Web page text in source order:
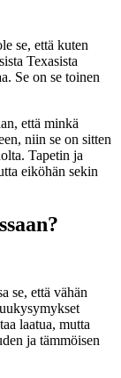
se, että kuten
Texasista
Se on se toinen
että minkä
niin se on sitten
Tapetin ja
eiköhän sekin
se, että vähän
laatua, mutta
ja tämmöisen